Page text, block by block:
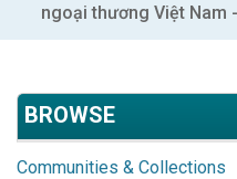
ngoại thương Việt Nam
BROWSE
Communities & Collections